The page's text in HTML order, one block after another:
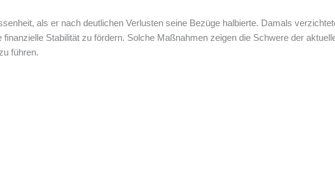
als er nach deutlichen Verlusten seine Bezüge halbierte. Damals
Stabilität zu fördern. Solche Maßnahmen zeigen die Schwere der
führen.